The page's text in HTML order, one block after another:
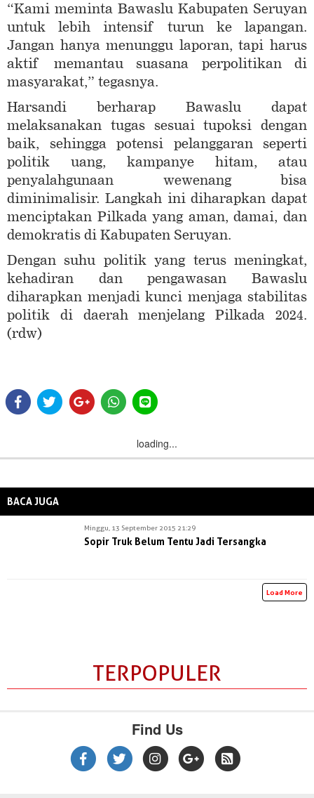
“Kami meminta Bawaslu Kabupaten Seruyan
untuk lebih intensif turun ke lapangan.
Jangan hanya menunggu laporan, tapi harus
aktif memantau suasana perpolitikan di
masyarakat,” tegasnya.
Harsandi berharap Bawaslu dapat
melaksanakan tugas sesuai tupoksi dengan
baik, sehingga potensi pelanggaran seperti
politik uang, kampanye hitam, atau
penyalahgunaan wewenang bisa
diminimalisir. Langkah ini diharapkan dapat
menciptakan Pilkada yang aman, damai, dan
demokratis di Kabupaten Seruyan.
Dengan suhu politik yang terus meningkat,
kehadiran dan pengawasan Bawaslu
diharapkan menjadi kunci menjaga stabilitas
politik di daerah menjelang Pilkada 2024.
(rdw)
loading...
BACA JUGA
Minggu, 13 September 2015 21:29
Sopir Truk Belum Tentu Jadi Tersangka
Load More
TERPOPULER
Find Us